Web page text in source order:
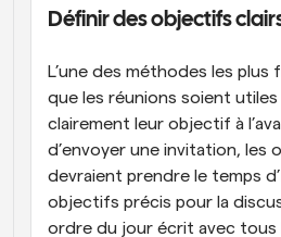
Définir des objectifs
L’une des méthodes les plus
que les réunions soient
clairement leur objectif à
d’envoyer une invitation, les
devraient prendre le temps
objectifs précis pour la
ordre du jour écrit avec tous